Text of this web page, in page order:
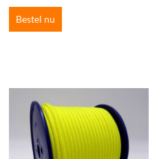
Bestel nu